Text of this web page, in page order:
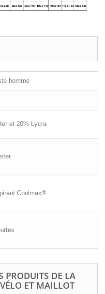
homme
et 20% Lycra
Coolmax®
PRODUITS DE LA
ET MAILLOT